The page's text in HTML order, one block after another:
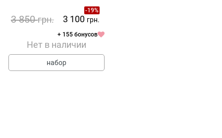
-19%
3 850грн. 3 100 грн.
+ 155 бонусов
Нет в наличии
набор